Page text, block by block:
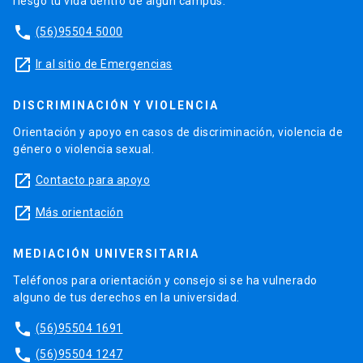
phone (56)95504 5000
launch Ir al sitio de Emergencias
DISCRIMINACIÓN Y VIOLENCIA
Orientación y apoyo en casos de discriminación, violencia de
género o violencia sexual.
launch Contacto para apoyo
launch Más orientación
MEDIACIÓN UNIVERSITARIA
Teléfonos para orientación y consejo si se ha vulnerado
alguno de tus derechos en la universidad.
phone (56)95504 1691
phone (56)95504 1247